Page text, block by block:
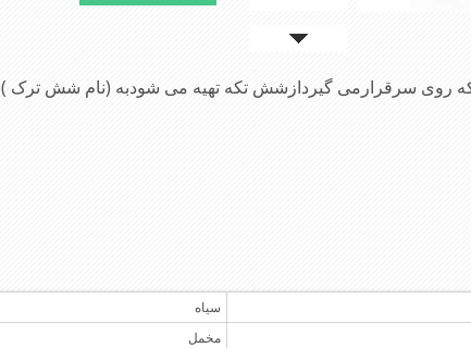
که روی سرقرارمی گیردازشش تکه تهیه می شودبه (نام شش
سیاه
مخمل